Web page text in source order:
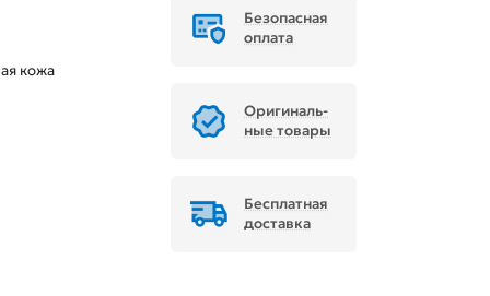
кожа
Безопасная
оплата
Ори­ги­наль­
ные товары
Бесплатная
доставка